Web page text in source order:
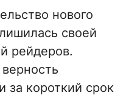
нового
своей
рейдеров.
за короткий срок